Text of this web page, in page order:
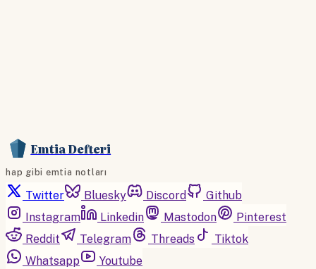
Emtia Defteri
hap gibi emtia notları
Twitter Bluesky Discord
Github
Instagram
Linkedin Mastodon
Pinterest
Reddit
Telegram Threads
Tiktok
Whatsapp
Youtube